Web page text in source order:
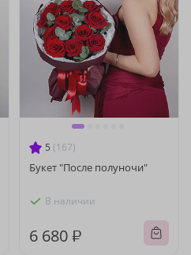
5 (167)
Букет "После полуночи"
В наличии
6 680 ₽